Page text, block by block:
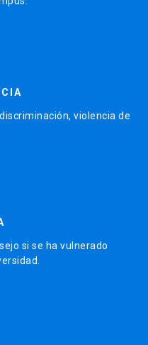
violencia de
si se ha vulnerado